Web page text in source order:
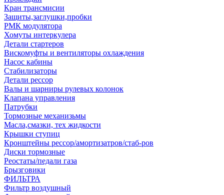
Кран трансмисии
Защиты,заглушки,пробки
РМК модулятора
Хомуты интеркулера
Детали стартеров
Вискомуфты и вентиляторы охлаждения
Насос кабины
Стабилизаторы
Детали рессор
Валы и шарниры рулевых колонок
Клапана управления
Патрубки
Тормозные механизьмы
Масла,смазки, тех жидкости
Крышки ступиц
Кронштейны рессор/амортизатров/стаб-ров
Диски тормозные
Реостаты/педали газа
Брызговики
ФИЛЬТРА
Фильтр воздушный